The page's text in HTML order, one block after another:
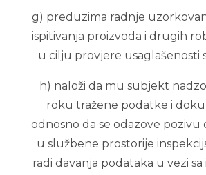
g) preduzima radnje
ispitivanja proizvoda i drugih
u cilju provjere usaglašenosti
h) naloži da mu subjekt
roku tražene podatke i
odnosno da se odazove pozivu
u službene prostorije
radi davanja podataka u vezi